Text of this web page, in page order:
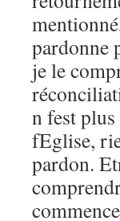
pardonne
je le
n fest
fEglise,
pardon.